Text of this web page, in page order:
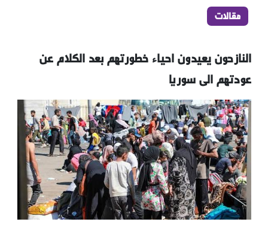
مقالات
النازحون يعيدون احياء خطورتهم بعد الكلام عن
عودتهم الى سوريا